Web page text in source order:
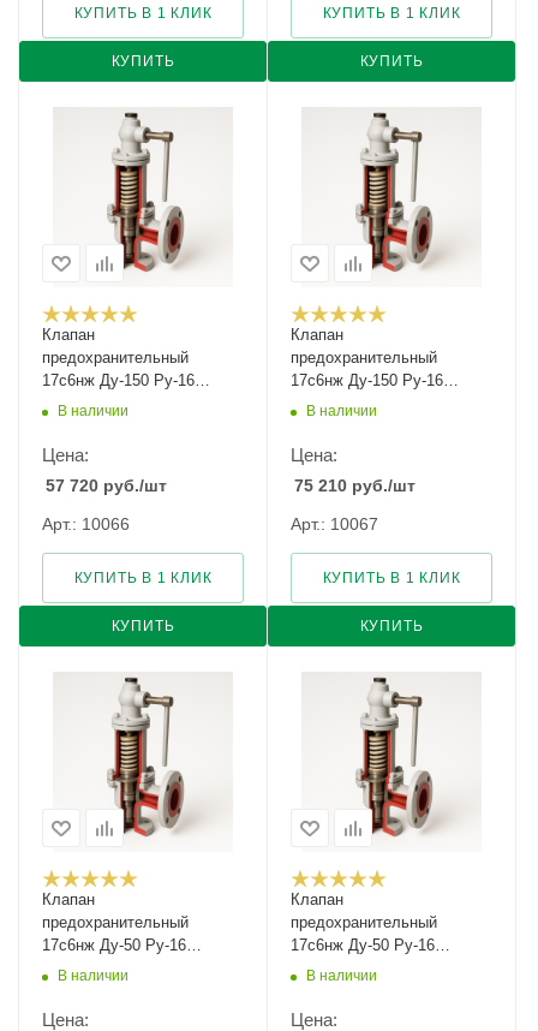
КУПИТЬ
КУПИТЬ В 1 КЛИК
КУПИТЬ
КУПИТЬ В 1 КЛИК
Клапан
предохранительный
17с6нж Ду-150 Ру-16
Рн-5...8
В наличии
Цена:
57 720 руб./шт
Арт.: 10066
КУПИТЬ
КУПИТЬ В 1 КЛИК
Клапан
предохранительный
17с6нж Ду-150 Ру-16
Рн-8...12
В наличии
Цена:
75 210 руб./шт
Арт.: 10067
КУПИТЬ
КУПИТЬ В 1 КЛИК
Клапан
предохранительный
17с6нж Ду-50 Ру-16
Рн-0,5...1,2
В наличии
Цена:
Клапан
предохранительный
17с6нж Ду-50 Ру-16
Рн-1,2...2,5
В наличии
Цена: